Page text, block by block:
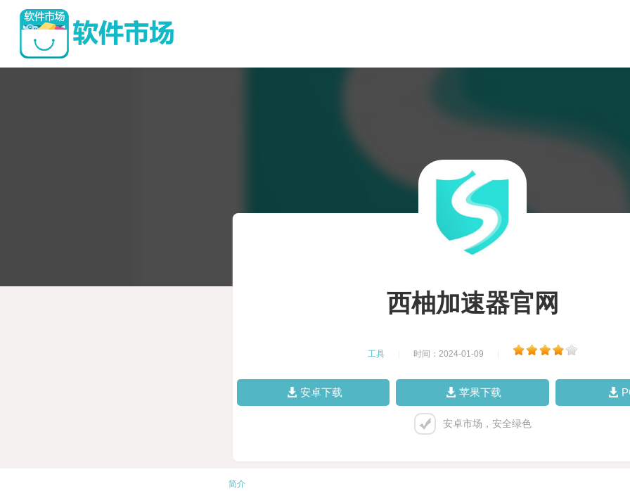
西柚加速器官网
工具 时间：2024-01-09
安卓下载 苹果下载
安卓市场，安全绿色
简介